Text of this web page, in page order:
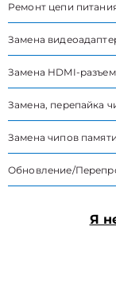
Ремонт цепи
Замена
Замена HDMI-
Замена, перепайка
Замена чипов памяти
Обновление/
Я